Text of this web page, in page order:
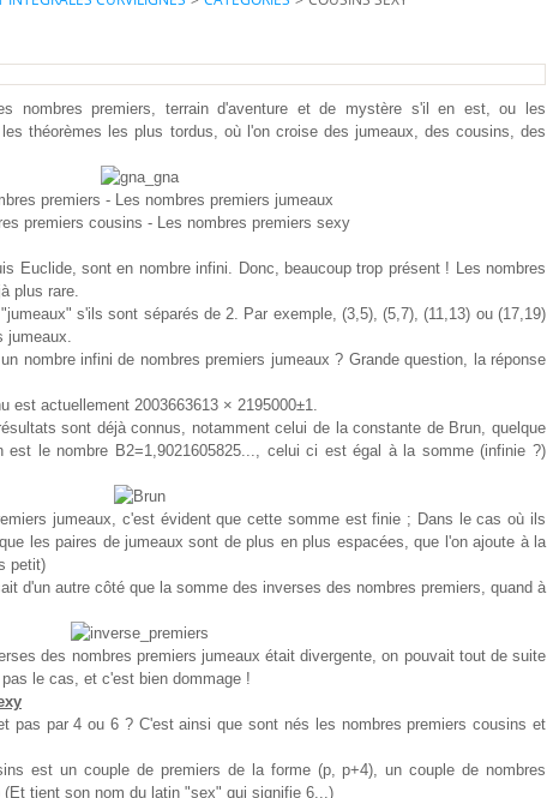
nombres premiers, terrain d'aventure et de mystère s'il en est, ou les
théorèmes les plus tordus, où l'on croise des jumeaux, des cousins, des
premiers - Les nombres premiers jumeaux
premiers cousins - Les nombres premiers sexy
Euclide, sont en nombre infini. Donc, beaucoup trop présent ! Les nombres
plus rare.
s'ils sont séparés de 2. Par exemple, (3,5), (5,7), (11,13) ou (17,19)
jumeaux.
nombre infini de nombres premiers jumeaux ? Grande question, la réponse
est actuellement 2003663613 × 2195000±1.
sont déjà connus, notamment celui de la constante de Brun, quelque
est le nombre B2=1,9021605825..., celui ci est égal à la somme (infinie ?)
jumeaux, c'est évident que cette somme est finie ; Dans le cas où ils
les paires de jumeaux sont de plus en plus espacées, que l'on ajoute à la
petit)
d'un autre côté que la somme des inverses des nombres premiers, quand à
des nombres premiers jumeaux était divergente, on pouvait tout de suite
le cas, et c'est bien dommage !
pas par 4 ou 6 ? C'est ainsi que sont nés les nombres premiers cousins et
est un couple de premiers de la forme (p, p+4), un couple de nombres
tient son nom du latin "sex" qui signifie 6...)